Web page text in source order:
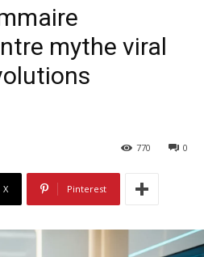
mythe viral
0
770
X Pinterest